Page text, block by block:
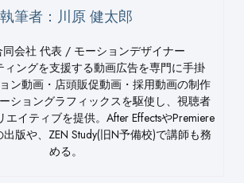
執筆者：川原 健太郎
同会社 代表 / モーションデザイナー
ィングを支援する動画広告を専門に手掛
ン動画・店頭販促動画・採用動画の制作
ショングラフィックスを駆使し、視聴者
イティブを提供。After EffectsやPremiere
版や、ZEN Study(旧N予備校)で講師も務
める。